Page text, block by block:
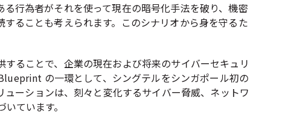
行為者がそれを使って現在の暗号化手法を破り、機密
ることも考えられます。このシナリオから身を守るた
ることで、企業の現在および将来のサイバーセキュリ
の一環として、シングテルをシンガポール初の
ーションは、刻々と変化するサイバー脅威、ネットワ
ています。